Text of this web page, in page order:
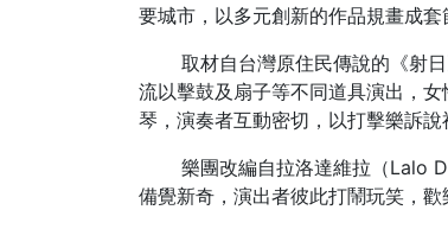
要城市，以多元創新的作品規畫成
取材自台灣原住民傳說的《射日
流以擊鼓及扇子等不同道具演出，
琴，演奏者互動密切，以打擊樂訴說
樂團改編自拉洛達維拉（Lalo
備覺新奇，演出者彼此打鬧玩笑，歡